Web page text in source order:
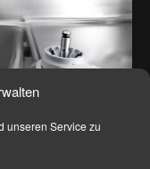
unseren Service zu